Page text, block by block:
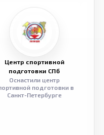
Центр спортивной
подготовки СПб
Оснастили центр
подготовки в
Санкт-Петербурге